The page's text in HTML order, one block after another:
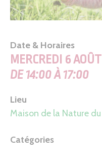
Date & Horaires
MERCREDI 6
DE 14:00 À 17:00
Lieu
Maison de la Nature
Catégories